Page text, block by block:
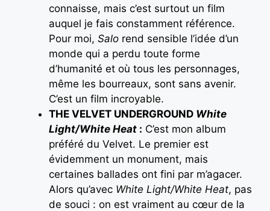
connaisse, mais c’est surtout un film
auquel je fais constamment référence.
Pour moi, Salo rend sensible l’idée d’un
monde qui a perdu toute forme
d’humanité et où tous les personnages,
même les bourreaux, sont sans avenir.
C’est un film incroyable.
THE VELVET UNDERGROUND White
Light/White Heat : C’est mon album
préféré du Velvet. Le premier est
évidemment un monument, mais
certaines ballades ont fini par m’agacer.
Alors qu’avec White Light/White Heat, pas
de souci : on est vraiment au cœur de la